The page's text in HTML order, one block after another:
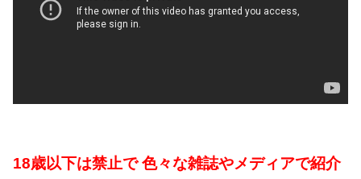
18歳以下は禁止で 色々な雑誌やメディアで紹介